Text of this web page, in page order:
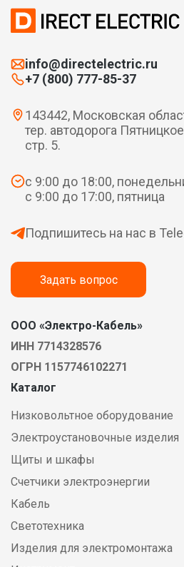
info@directelectric.ru
+7 (800) 777-85-37
143442, Московская
тер. автодорога
стр. 5.
с 9:00 до 18:00,
с 9:00 до 17:00, пятница
Подпишитесь на нас в
Задать вопрос
ООО «Электро-Кабель»
ИНН 7714328576
ОГРН 1157746102271
Каталог
Низковольтное оборудование
Электроустановочные изделия
Щиты и шкафы
Счетчики электроэнергии
Кабель
Светотехника
Изделия для электромонтажа